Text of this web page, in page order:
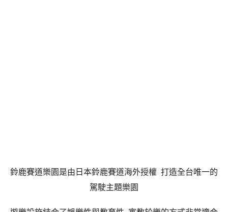
鈴鹿賽道樂園是由日本鈴鹿賽道海外授權 打造全台唯一的
駕駛主題樂園